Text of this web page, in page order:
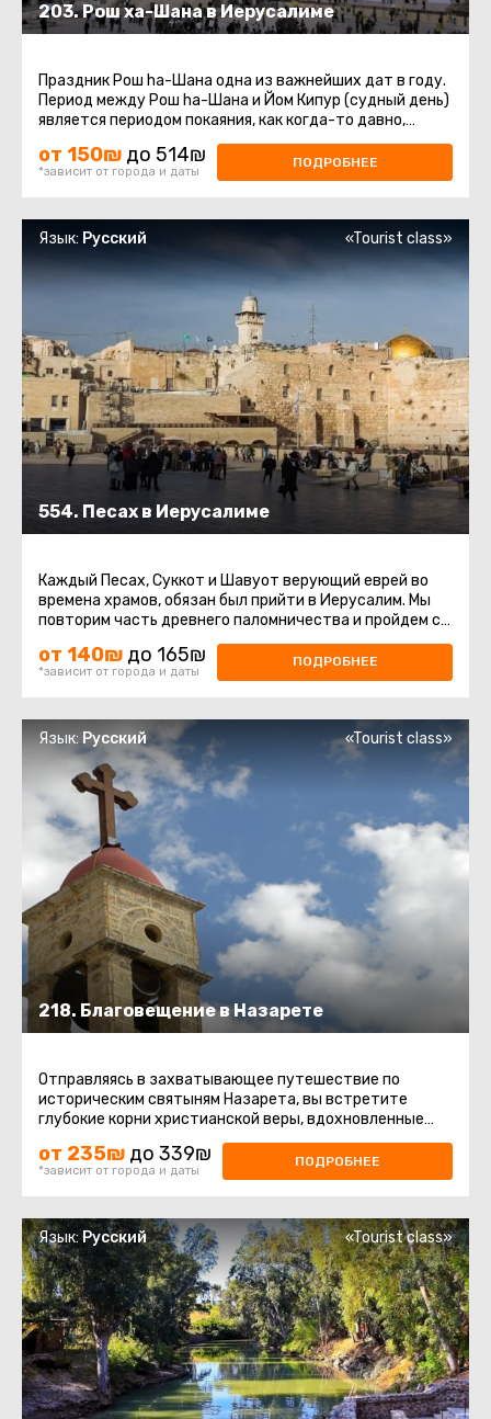
203. Рош ха-Шана в Иерусалиме
Праздник Рош ha-Шана одна из важнейших дат в году.
Период между Рош ha-Шана и Йом Кипур (судный день)
является периодом покаяния, как когда-то давно,
от 150₪ до 514₪
*зависит от города и даты
ПОДРОБНЕЕ
554. Песах в Иерусалиме
Язык: Русский «Tourist class»
Каждый Песах, Суккот и Шавуот верующий еврей во
времена храмов, обязан был прийти в Иерусалим. Мы
повторим часть древнего паломничества и пройдем с
от 140₪ до 165₪
*зависит от города и даты
ПОДРОБНЕЕ
218. Благовещение в Назарете
Язык: Русский «Tourist class»
Отправляясь в захватывающее путешествие по
историческим святыням Назарета, вы встретите
глубокие корни христианской веры, вдохновленные
величием моментов, связанных ...
от 235₪ до 339₪
*зависит от города и даты
ПОДРОБНЕЕ
Язык:Русский «Tourist class»